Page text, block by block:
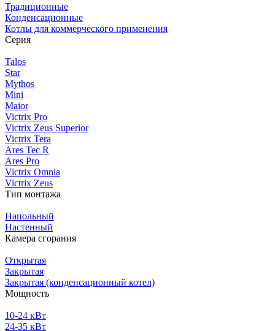
Традиционные
Конденсационные
Котлы для коммерческого применения
Серия
Talos
Star
Mythos
Mini
Maior
Victrix Pro
Victrix Zeus Superior
Victrix Tera
Ares Tec R
Ares Pro
Victrix Omnia
Victrix Zeus
Тип монтажа
Напольный
Настенный
Камера сгорания
Открытая
Закрытая
Закрытая (конденсационный котел)
Мощность
10-24 кВт
24-35 кВт